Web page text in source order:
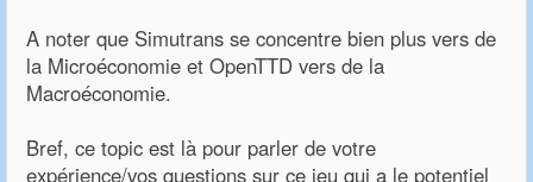
A noter que Simutrans se concentre bien plus vers de
la Microéconomie et OpenTTD vers de la
Macroéconomie.
Bref, ce topic est là pour parler de votre
expérience/vos questions sur ce jeu qui a le potentiel